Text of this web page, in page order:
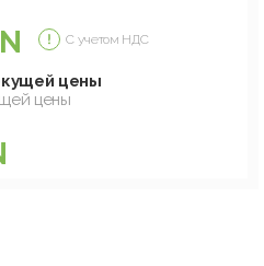
С учетом НДС
цены
цены